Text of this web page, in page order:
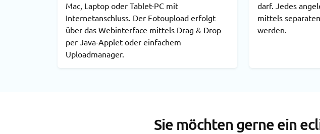
Mac, Laptop oder Tablet-PC mit
Internetanschluss. Der Fotoupload erfolgt
über das Webinterface mittels Drag & Drop
per Java-Applet oder einfachem
Uploadmanager.
darf. Jedes
mittels
werden.
Sie möchten gerne ein